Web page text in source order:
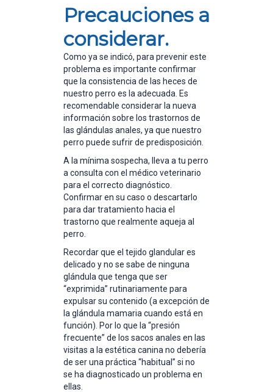
Precauciones a
considerar.
Como ya se indicó, para prevenir este
problema es importante confirmar
que la consistencia de las heces de
nuestro perro es la adecuada. Es
recomendable considerar la nueva
información sobre los trastornos de
las glándulas anales, ya que nuestro
perro puede sufrir de predisposición.
A la mínima sospecha, lleva a tu perro
a consulta con el médico veterinario
para el correcto diagnóstico.
Confirmar en su caso o descartarlo
para dar tratamiento hacia el
trastorno que realmente aqueja al
perro.
Recordar que el tejido glandular es
delicado y no se sabe de ninguna
glándula que tenga que ser
“exprimida” rutinariamente para
expulsar su contenido (a excepción de
la glándula mamaria cuando está en
función). Por lo que la “presión
frecuente” de los sacos anales en las
visitas a la estética canina no debería
de ser una práctica “habitual” si no
se ha diagnosticado un problema en
ellas.